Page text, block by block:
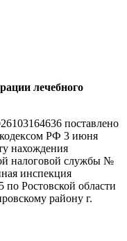
лечебного
поставлено
РФ 3 июня
нахождения
налоговой службы №
инспекция
Ростовской области
району г.